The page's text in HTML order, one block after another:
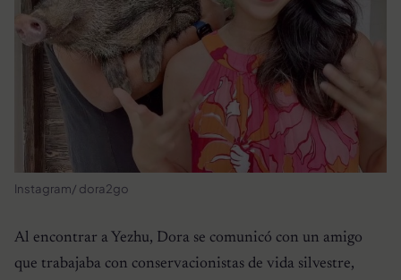
Instagram/ dora2go
Al encontrar a Yezhu, Dora se comunicó con un amigo
que trabajaba con conservacionistas de vida silvestre,